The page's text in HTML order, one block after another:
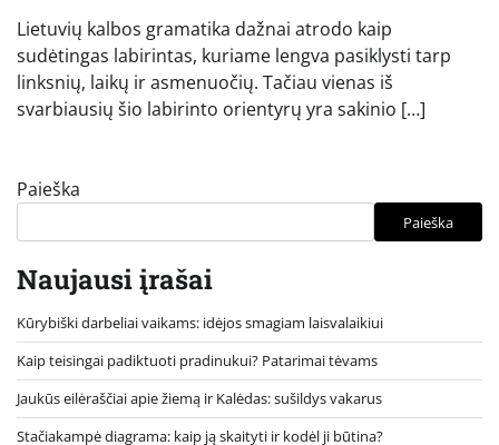
Lietuvių kalbos gramatika dažnai atrodo kaip
sudėtingas labirintas, kuriame lengva pasiklysti tarp
linksnių, laikų ir asmenuočių. Tačiau vienas iš
svarbiausių šio labirinto orientyrų yra sakinio […]
Paieška
Paieška
Naujausi įrašai
Kūrybiški darbeliai vaikams: idėjos smagiam laisvalaikiui
Kaip teisingai padiktuoti pradinukui? Patarimai tėvams
Jaukūs eilėraščiai apie žiemą ir Kalėdas: sušildys vakarus
Stačiakampė diagrama: kaip ją skaityti ir kodėl ji būtina?